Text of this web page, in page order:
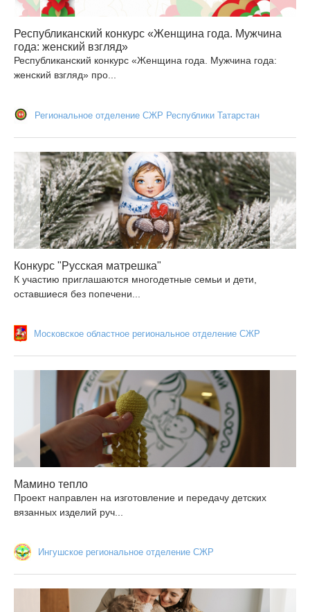
Республиканский конкурс «Женщина года. Мужчина
года: женский взгляд»
Республиканский конкурс «Женщина года. Мужчина года:
женский взгляд» про...
Региональное отделение СЖР Республики Татарстан
Конкурс "Русская матрешка"
К участию приглашаются многодетные семьи и дети,
оставшиеся без попечени...
Московское областное региональное отделение СЖР
Мамино тепло
Проект направлен на изготовление и передачу детских
вязанных изделий руч...
Ингушское региональное отделение СЖР